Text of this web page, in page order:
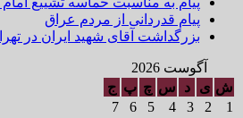
قدردانی از مردم عراق
آقای شهید ایران در تهران
س چ پ
ج
4
5
6
7